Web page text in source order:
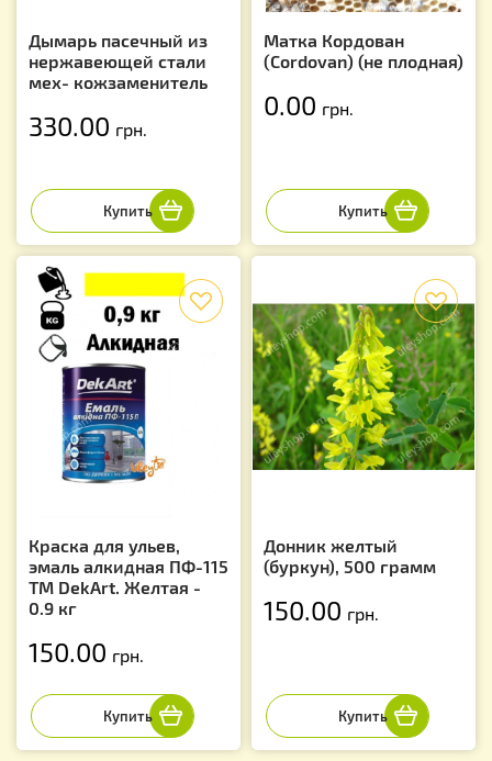
Дымарь пасечный из
нержавеющей стали
мех- кожзаменитель
330.00 грн.
Матка Кордован
(Cordovan) (не плодная)
0.00 грн.
Краска для ульев,
эмаль алкидная ПФ-115
TM DekArt. Желтая -
0.9 кг
150.00 грн.
Донник желтый
(буркун), 500 грамм
150.00 грн.